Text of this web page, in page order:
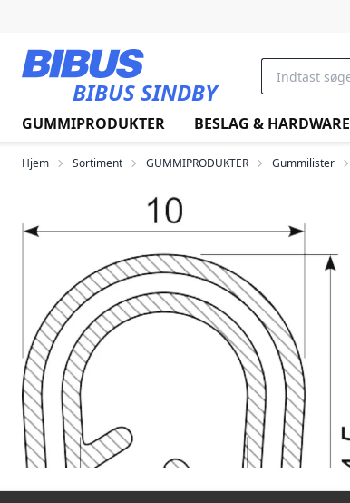
BIBUS SINDBY
GUMMIPRODUKTER BESLAG & HARDWARE
Hjem Sortiment GUMMIPRODUKTER Gummilister